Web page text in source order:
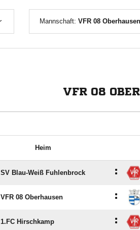
Mannschaft:VFR 08
VFR 08
Heim
SV Blau-Weiß Fuhlenbrock :
VFR 08 Oberhausen :
1.FC Hirschkamp :